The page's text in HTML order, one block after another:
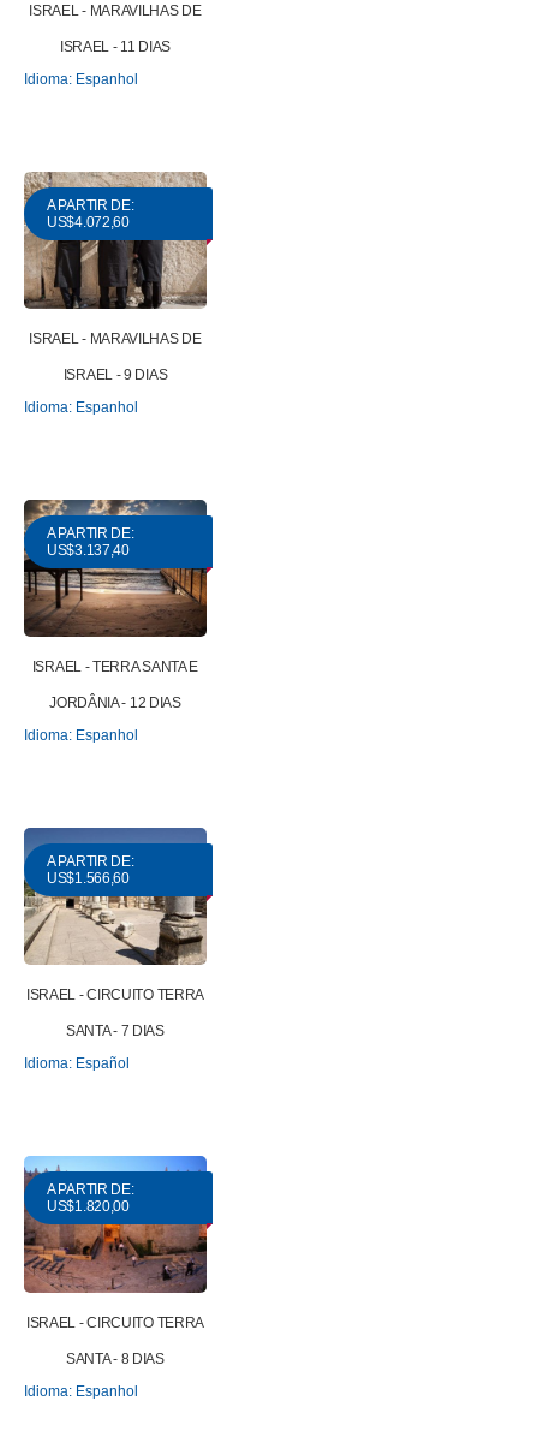
ISRAEL - MARAVILHAS DE
ISRAEL - 11 DIAS
Idioma: Espanhol
A PARTIR DE:
US$4.072,60
ISRAEL - MARAVILHAS DE
ISRAEL - 9 DIAS
Idioma: Espanhol
A PARTIR DE:
US$3.137,40
ISRAEL - TERRA SANTA E
JORDÂNIA - 12 DIAS
Idioma: Espanhol
A PARTIR DE:
US$1.566,60
ISRAEL - CIRCUITO TERRA
SANTA - 7 DIAS
Idioma: Español
A PARTIR DE:
US$1.820,00
ISRAEL - CIRCUITO TERRA
SANTA - 8 DIAS
Idioma: Espanhol